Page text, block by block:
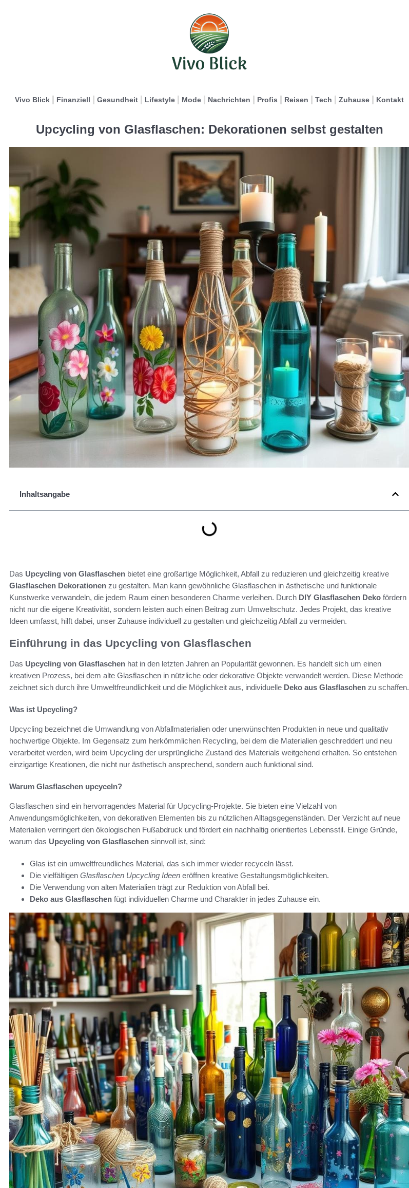
Vivo Blick Finanziell Gesundheit Lifestyle Mode Nachrichten Profis Reisen Tech Zuhause Kontakt
Upcycling von Glasflaschen: Dekorationen selbst gestalten
Inhaltsangabe
Das Upcycling von Glasflaschen bietet eine großartige Möglichkeit, Abfall zu reduzieren und gleichzeitig kreative
Glasflaschen Dekorationen zu gestalten. Man kann gewöhnliche Glasflaschen in ästhetische und funktionale
Kunstwerke verwandeln, die jedem Raum einen besonderen Charme verleihen. Durch DIY Glasflaschen Deko fördern
nicht nur die eigene Kreativität, sondern leisten auch einen Beitrag zum Umweltschutz. Jedes Projekt, das kreative
Ideen umfasst, hilft dabei, unser Zuhause individuell zu gestalten und gleichzeitig Abfall zu vermeiden.
Einführung in das Upcycling von Glasflaschen
Das Upcycling von Glasflaschen hat in den letzten Jahren an Popularität gewonnen. Es handelt sich um einen
kreativen Prozess, bei dem alte Glasflaschen in nützliche oder dekorative Objekte verwandelt werden. Diese Methode
zeichnet sich durch ihre Umweltfreundlichkeit und die Möglichkeit aus, individuelle Deko aus Glasflaschen zu schaffen.
Was ist Upcycling?
Upcycling bezeichnet die Umwandlung von Abfallmaterialien oder unerwünschten Produkten in neue und qualitativ
hochwertige Objekte. Im Gegensatz zum herkömmlichen Recycling, bei dem die Materialien geschreddert und neu
verarbeitet werden, wird beim Upcycling der ursprüngliche Zustand des Materials weitgehend erhalten. So entstehen
einzigartige Kreationen, die nicht nur ästhetisch ansprechend, sondern auch funktional sind.
Warum Glasflaschen upcyceln?
Glasflaschen sind ein hervorragendes Material für Upcycling-Projekte. Sie bieten eine Vielzahl von
Anwendungsmöglichkeiten, von dekorativen Elementen bis zu nützlichen Alltagsgegenständen. Der Verzicht auf neue
Materialien verringert den ökologischen Fußabdruck und fördert ein nachhaltig orientiertes Lebensstil. Einige Gründe,
warum das Upcycling von Glasflaschen sinnvoll ist, sind:
Glas ist ein umweltfreundliches Material, das sich immer wieder recyceln lässt.
Die vielfältigen Glasflaschen Upcycling Ideen eröffnen kreative Gestaltungsmöglichkeiten.
Die Verwendung von alten Materialien trägt zur Reduktion von Abfall bei.
Deko aus Glasflaschen fügt individuellen Charme und Charakter in jedes Zuhause ein.